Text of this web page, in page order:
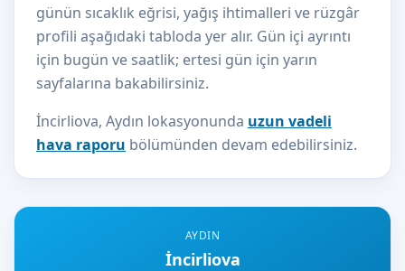
AYDIN
İncirliova
günün sıcaklık eğrisi, yağış ihtimalleri ve rüzgâr
profili aşağıdaki tabloda yer alır. Gün içi ayrıntı
için bugün ve saatlik; ertesi gün için yarın
sayfalarına bakabilirsiniz.
İncirliova, Aydın lokasyonunda uzun vadeli
hava raporu bölümünden devam edebilirsiniz.